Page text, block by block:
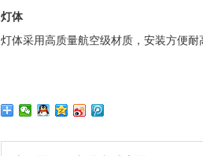
灯体
灯体采用高质量航空级材质，安装方便耐